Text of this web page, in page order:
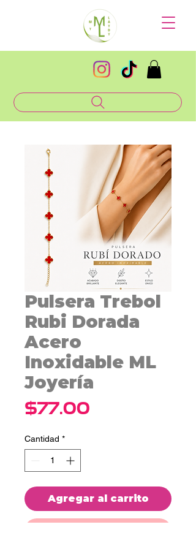
Pulsera Trebol
Rubi Dorada
Acero
Inoxidable ML
Joyería
$77.00
Cantidad *
Agregar al carrito